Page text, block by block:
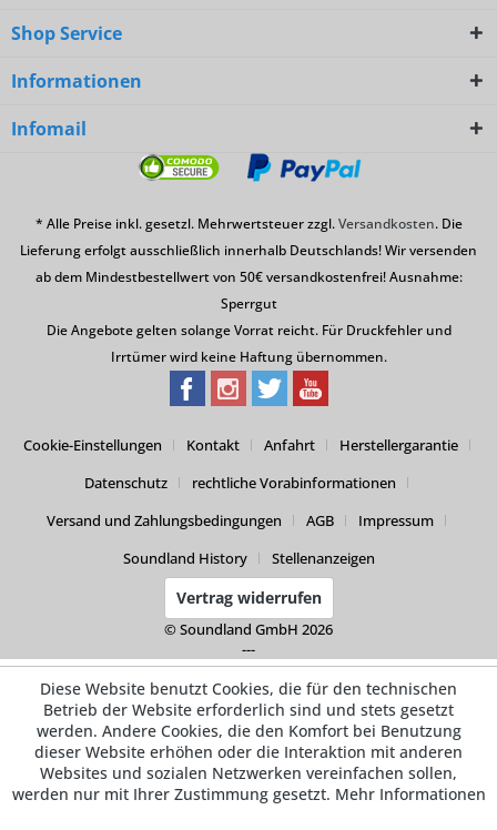
Shop Service
Informationen
Infomail
* Alle Preise inkl. gesetzl. Mehrwertsteuer zzgl.Versandkosten. Die
Lieferung erfolgt ausschließlich innerhalb Deutschlands! Wir versenden
ab dem Mindestbestellwert von 50€ versandkostenfrei! Ausnahme:
Sperrgut
Die Angebote gelten solange Vorrat reicht. Für Druckfehler und
Irrtümer wird keine Haftung übernommen.
Cookie-Einstellungen Kontakt Anfahrt
Herstellergarantie
Datenschutz
rechtliche Vorabinformationen
Versand und Zahlungsbedingungen
AGB
Impressum
Soundland History
Stellenanzeigen
Vertrag widerrufen
© Soundland GmbH 2026
---
Diese Website benutzt Cookies, die für den technischen
Betrieb der Website erforderlich sind und stets gesetzt
werden. Andere Cookies, die den Komfort bei Benutzung
dieser Website erhöhen oder die Interaktion mit anderen
Websites und sozialen Netzwerken vereinfachen sollen,
werden nur mit Ihrer Zustimmung gesetzt. Mehr Informationen